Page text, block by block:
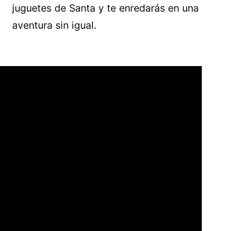
juguetes de Santa y te enredarás en una
aventura sin igual.